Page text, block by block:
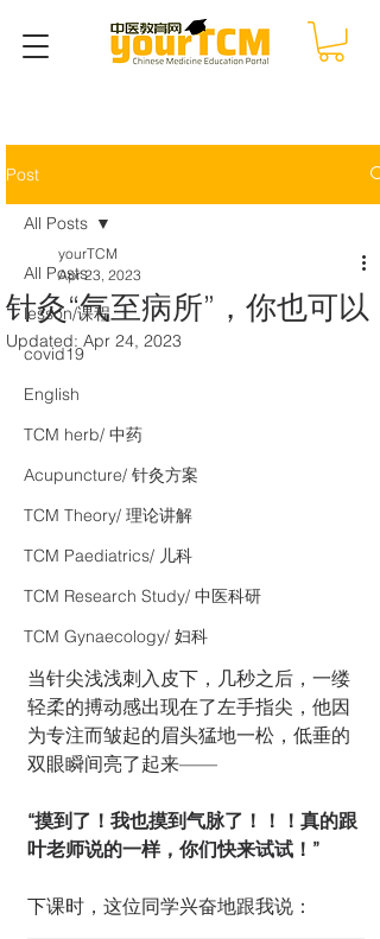
Post
All Posts
lesson/课程
covid19
English
TCM herb/ 中药
Acupuncture/ 针灸方案
TCM Theory/ 理论讲解
TCM Paediatrics/ 儿科
TCM Research Study/ 中医科研
TCM Gynaecology/ 妇科
All Posts
针灸“气至病所”，你也可以
yourTCM
Apr 23, 2023
Updated: Apr 24, 2023
当针尖浅浅刺入皮下，几秒之后，一缕
轻柔的搏动感出现在了左手指尖，他因
为专注而皱起的眉头猛地一松，低垂的
双眼瞬间亮了起来——
“摸到了！我也摸到气脉了！！！真的跟
叶老师说的一样，你们快来试试！”
下课时，这位同学兴奋地跟我说：